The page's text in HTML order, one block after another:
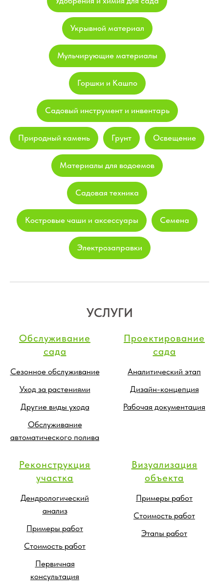
Укрывной материал
Мульчирующие материалы
Горшки и Кашпо
Садовый инструмент и инвентарь
Природный камень Грунт Освещение
Материалы для водоемов
Садовая техника
Костровые чаши и аксессуары Семена
Электрозаправки
УСЛУГИ
Обслуживание
сада
Сезонное обслуживание
Уход за растениями
Другие виды ухода
Обслуживание
автоматического полива
Проектирование
сада
Аналитический этап
Дизайн-концепция
Рабочая документация
Реконструкция
участка
Дендрологический
анализ
Примеры работ
Стоимость работ
Первичная
консультация
Визуализация
объекта
Примеры работ
Стоимость работ
Этапы работ